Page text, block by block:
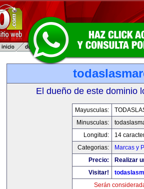
El dueño de este dominio
Mayusculas:
Minusculas:
Longitud:
14
Categorias:
Marcas y
Precio:
Realizar
Visitar!
Serán